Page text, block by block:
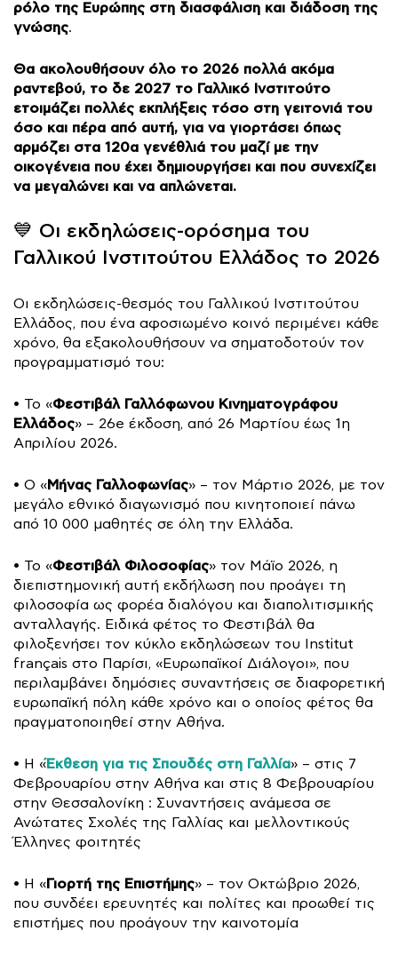
ρόλο της Ευρώπης στη διασφάλιση και διάδοση της
γνώσης.
Θα ακολουθήσουν όλο το 2026 πολλά ακόμα
ραντεβού, το δε 2027 το Γαλλικό Ινστιτούτο
ετοιμάζει πολλές εκπλήξεις τόσο στη γειτονιά του
όσο και πέρα από αυτή, για να γιορτάσει όπως
αρμόζει στα 120α γενέθλιά του μαζί με την
οικογένεια που έχει δημιουργήσει και που συνεχίζει
να μεγαλώνει και να απλώνεται.
💙 Οι εκδηλώσεις-ορόσημα του
Γαλλικού Ινστιτούτου Ελλάδος το 2026
Οι εκδηλώσεις-θεσμός του Γαλλικού Ινστιτούτου
Ελλάδος, που ένα αφοσιωμένο κοινό περιμένει κάθε
χρόνο, θα εξακολουθήσουν να σηματοδοτούν τον
προγραμματισμό του:
• Το «Φεστιβάλ Γαλλόφωνου Κινηματογράφου
Ελλάδος» – 26e έκδοση, από 26 Μαρτίου έως 1η
Απριλίου 2026.
• Ο «Μήνας Γαλλοφωνίας» – τον Μάρτιο 2026, με τον
μεγάλο εθνικό διαγωνισμό που κινητοποιεί πάνω
από 10 000 μαθητές σε όλη την Ελλάδα.
• Το «Φεστιβάλ Φιλοσοφίας» τον Μάϊο 2026, η
διεπιστημονική αυτή εκδήλωση που προάγει τη
φιλοσοφία ως φορέα διαλόγου και διαπολιτισμικής
ανταλλαγής. Ειδικά φέτος το Φεστιβάλ θα
φιλοξενήσει τον κύκλο εκδηλώσεων του Institut
français στο Παρίσι, «Ευρωπαϊκοί Διάλογοι», που
περιλαμβάνει δημόσιες συναντήσεις σε διαφορετική
ευρωπαϊκή πόλη κάθε χρόνο και ο οποίος φέτος θα
πραγματοποιηθεί στην Αθήνα.
• Η «Έκθεση για τις Σπουδές στη Γαλλία» – στις 7
Φεβρουαρίου στην Αθήνα και στις 8 Φεβρουαρίου
στην Θεσσαλονίκη : Συναντήσεις ανάμεσα σε
Ανώτατες Σχολές της Γαλλίας και μελλοντικούς
Έλληνες φοιτητές
• Η «Γιορτή της Επιστήμης» – τον Οκτώβριο 2026,
που συνδέει ερευνητές και πολίτες και προωθεί τις
επιστήμες που προάγουν την καινοτομία